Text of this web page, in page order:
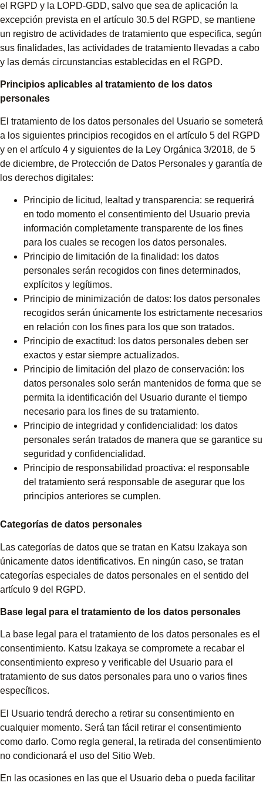
el RGPD y la LOPD-GDD, salvo que sea de aplicación la
excepción prevista en el artículo 30.5 del RGPD, se mantiene
un registro de actividades de tratamiento que especifica, según
sus finalidades, las actividades de tratamiento llevadas a cabo
y las demás circunstancias establecidas en el RGPD.
Principios aplicables al tratamiento de los datos
personales
El tratamiento de los datos personales del Usuario se someterá
a los siguientes principios recogidos en el artículo 5 del RGPD
y en el artículo 4 y siguientes de la Ley Orgánica 3/2018, de 5
de diciembre, de Protección de Datos Personales y garantía de
los derechos digitales:
Principio de licitud, lealtad y transparencia: se requerirá
en todo momento el consentimiento del Usuario previa
información completamente transparente de los fines
para los cuales se recogen los datos personales.
Principio de limitación de la finalidad: los datos
personales serán recogidos con fines determinados,
explícitos y legítimos.
Principio de minimización de datos: los datos personales
recogidos serán únicamente los estrictamente necesarios
en relación con los fines para los que son tratados.
Principio de exactitud: los datos personales deben ser
exactos y estar siempre actualizados.
Principio de limitación del plazo de conservación: los
datos personales solo serán mantenidos de forma que se
permita la identificación del Usuario durante el tiempo
necesario para los fines de su tratamiento.
Principio de integridad y confidencialidad: los datos
personales serán tratados de manera que se garantice su
seguridad y confidencialidad.
Principio de responsabilidad proactiva: el responsable
del tratamiento será responsable de asegurar que los
principios anteriores se cumplen.
Categorías de datos personales
Las categorías de datos que se tratan en Katsu Izakaya son
únicamente datos identificativos. En ningún caso, se tratan
categorías especiales de datos personales en el sentido del
artículo 9 del RGPD.
Base legal para el tratamiento de los datos personales
La base legal para el tratamiento de los datos personales es el
consentimiento. Katsu Izakaya se compromete a recabar el
consentimiento expreso y verificable del Usuario para el
tratamiento de sus datos personales para uno o varios fines
específicos.
El Usuario tendrá derecho a retirar su consentimiento en
cualquier momento. Será tan fácil retirar el consentimiento
como darlo. Como regla general, la retirada del consentimiento
no condicionará el uso del Sitio Web.
En las ocasiones en las que el Usuario deba o pueda facilitar